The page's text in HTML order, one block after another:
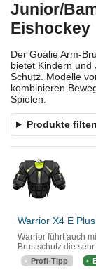
Junior/
Eishockey
Der Goalie Arm-
bietet Kindern und
Schutz. Modelle
kombinieren
Spielen.
Produkte
Warrior X4 E
Warrior führt auch
Brustschutz die
Profi-Tipp